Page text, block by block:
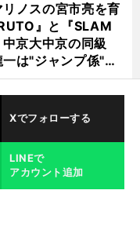
ノスの宮市亮を育
』と『SLAM
京大中京の同級
は"ジャンプ係"だ
Xでフォローする
LINEで
アカウント追加